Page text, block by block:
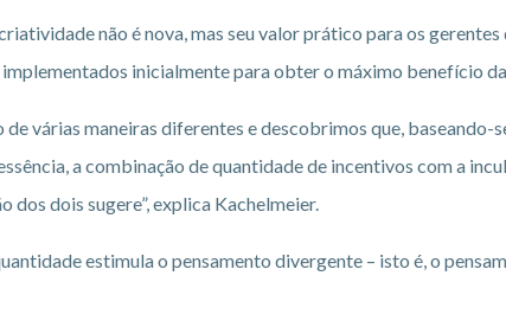
não é nova, mas seu valor prático para os
inicialmente para obter o máximo benefício da
várias maneiras diferentes e descobrimos que, baseando-
a combinação de quantidade de incentivos com a
dois sugere”, explica Kachelmeier.
estimula o pensamento divergente – isto é, o